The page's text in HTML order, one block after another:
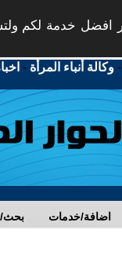
افضل خدمة لكم
-وكالة أنباء المرأة -
بحث/ اضافة/خدمات